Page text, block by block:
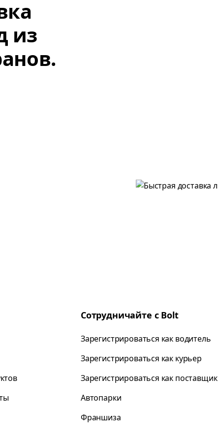
из
Сотрудничайте с Bolt
Зарегистрироваться как водитель
Зарегистрироваться как курьер
Зарегистрироваться как поставщик
Автопарки
Франшиза